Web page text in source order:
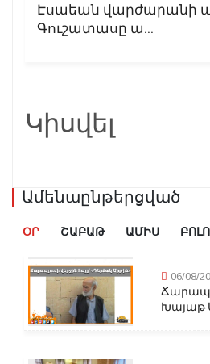
Էսաեան վարժարանի
Գուշատասը ա...
Կիսվել
Ամենաընթերցված
ՕՐ ՇԱԲԱԹ ԱՄԻՍ
06/08/
Խայաթ